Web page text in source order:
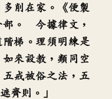
多削在家。《便製
部。 今據律文，
梯。理須明練是
來設教，類同空
戒被俗之法，五
齊則。」